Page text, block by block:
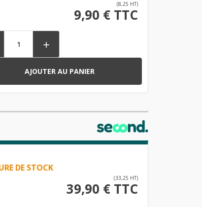
(8,25 HT)
9,90 € TTC

AJOUTER AU PANIER
DE STOCK
(33,25 HT)
39,90 € TTC